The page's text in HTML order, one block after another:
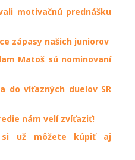
motivačnú prednášku
zápasy našich juniorov
Matoš sú nominovaní
do víťazných duelov SR
nám velí zvíťaziť!
si už môžete kúpiť aj